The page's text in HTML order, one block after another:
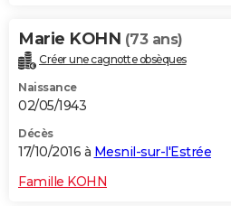
Marie KOHN (73 ans)
Créer une cagnotte obsèques
Naissance
02/05/1943
Décès
17/10/2016 à Mesnil-sur-l'Estrée
Famille KOHN